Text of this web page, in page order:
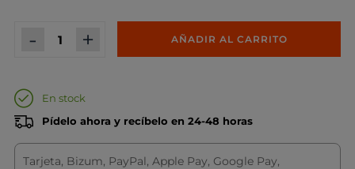
- + AÑADIR AL CARRITO
En stock
Pídelo ahora y recíbelo en 24-48 horas
Tarjeta, Bizum, PayPal, Apple Pay, Google Pay,